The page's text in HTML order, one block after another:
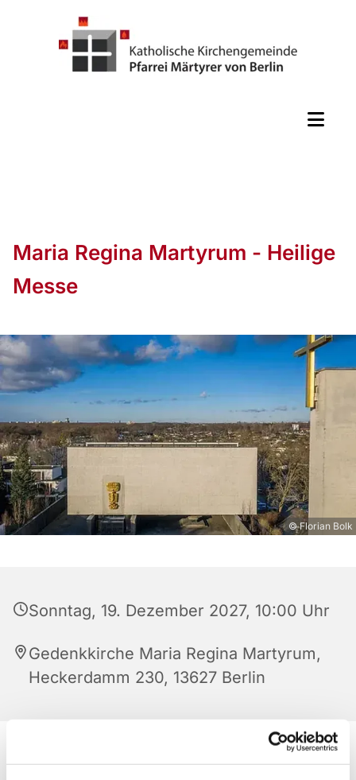
Maria Regina Martyrum - Heilige
Messe
© Florian Bolk
Sonntag, 19. Dezember 2027, 10:00 Uhr
Gedenkkirche Maria Regina Martyrum,
Heckerdamm 230, 13627 Berlin